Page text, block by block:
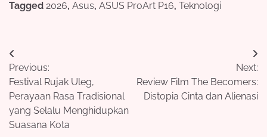
Tagged 2026, Asus, ASUS ProArt P16, Teknologi
Post
navigation
Previous:
Festival Rujak Uleg,
Perayaan Rasa Tradisional
yang Selalu Menghidupkan
Suasana Kota
Next:
Review Film The Becomers:
Distopia Cinta dan Alienasi